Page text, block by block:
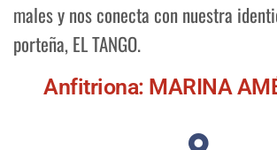
males y nos conecta con nuestra
porteña, EL TANGO.
Anfitriona: MARINA